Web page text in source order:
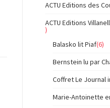
ACTU Editions des
ACTU Editions
)
Balasko lit Piaf(6)
Bernstein lu par
Coffret Le Journal
Marie-Antoinette